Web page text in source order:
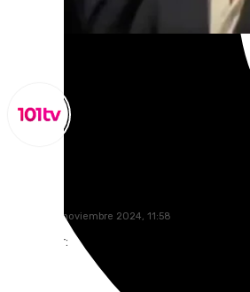
sábado, 30 noviembre 2024, 11:58
Compartir: